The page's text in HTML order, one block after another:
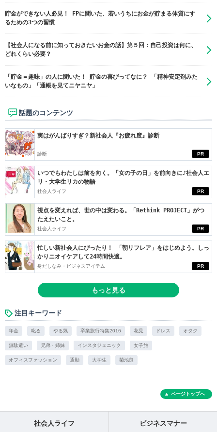
貯金ができない人必見！ FPに聞いた、若いうちにお金が貯まる体質にす
るための3つの習慣
【社会人になる前に知っておきたいお金の話】第５回：自己投資は何に、
どれくらい必要？
「貯金＝趣味」の人に聞いた！ 貯金の喜びってなに？ 「精神安定剤みた
いなもの」「通帳を見てニヤニヤ」
話題のコンテンツ
PR
実はがんばりすぎ？新社会人『お疲れ度』診断
診断
PR
いつでもわたしは前を向く。「女の子の日」を前向きに♪社会人エ
リ・大学生リカの物語
社会人ライフ
PR
視点を変えれば、世の中は変わる。「Rethink PROJECT」がつ
たえたいこと。
社会人ライフ
PR
忙しい新社会人にぴったり！ 「朝リフレア」をはじめよう。しっ
かりニオイケアして24時間快適。
身だしなみ・ビジネスアイテム
もっと見る
注目キーワード
年金 叱る やる気 卒業旅行特集2016 花見 ドレス オタク
無駄遣い 兄弟・姉妹 インスタジェニック 女子旅
オフィスファッション 通勤 大学生 菊池良
ページトップへ
社会人ライフ ビジネスマナー